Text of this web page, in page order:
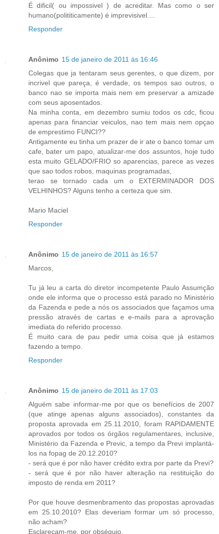
É dificil( ou impossivel ) de acreditar. Mas como o ser
humano(polititicamente) é imprevisivel....
Responder
Anônimo 15 de janeiro de 2011 às 16:46
Colegas que ja tentaram seus gerentes, o que dizem, por
incrivel que pareça, é verdade, os tempos sao outros, o
banco nao se importa mais nem em preservar a amizade
com seus aposentados.
Na minha conta, em dezembro sumiu todos os cdc, ficou
apenas para financiar veiculos, nao tem mais nem opçao
de emprestimo FUNCI??
Antigamente eu tinha um prazer de ir ate o banco tomar um
cafe, bater um papo, atualizar-me dos assuntos, hoje tudo
esta muito GELADO/FRIO so aparencias, parece as vezes
que sao todos robos, maquinas programadas,
terao se tornado cada um o EXTERMINADOR DOS
VELHINHOS? Alguns tenho a certeza que sim.
Mario Maciel
Responder
Anônimo 15 de janeiro de 2011 às 16:57
Marcos,
Tu já leu a carta do diretor incompetente Paulo Assumção
onde ele informa que o processo está parado no Ministério
da Fazenda e pede a nós os associados que façamos uma
pressão através de cartas e e-mails para a aprovação
imediata do referido processo.
É muito cara de pau pedir uma coisa que já estamos
fazendo a tempo.
Responder
Anônimo 15 de janeiro de 2011 às 17:03
Alguém sabe informar-me por que os benefícios de 2007
(que atinge apenas alguns associados), constantes da
proposta aprovada em 25.11.2010, foram RAPIDAMENTE
aprovados por todos os órgãos regulamentares, inclusive,
Ministério da Fazenda e Previc, a tempo da Previ implantá-
los na fopag de 20.12.2010?
- será que é por não haver crédito extra por parte da Previ?
- será que é por não haver alteração na restituição do
imposto de renda em 2011?
Por que houve desmenbramento das propostas aprovadas
em 25.10.2010? Elas deveriam formar um só processo,
não acham?
Esclareçam-me, por obséquio.